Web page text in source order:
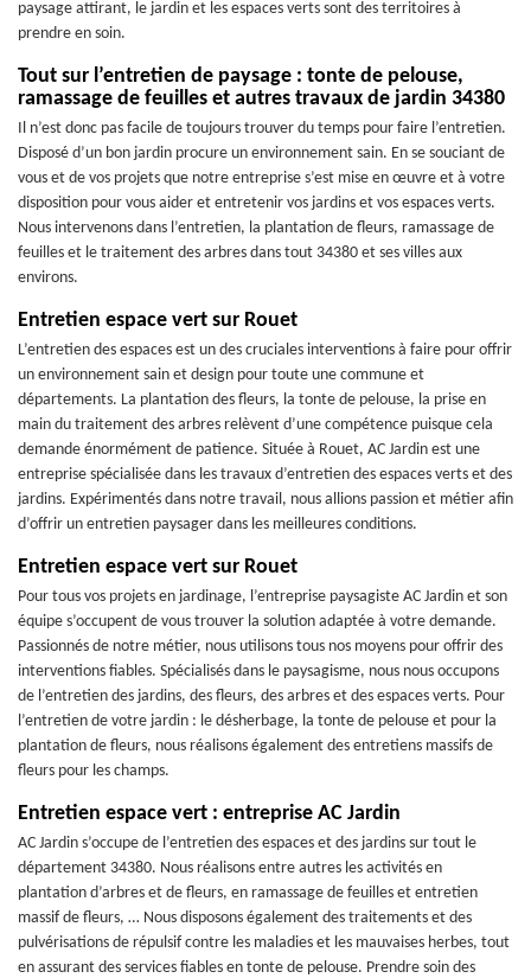
paysage attirant, le jardin et les espaces verts sont des territoires à
prendre en soin.
Tout sur l’entretien de paysage : tonte de pelouse,
ramassage de feuilles et autres travaux de jardin 34380
Il n’est donc pas facile de toujours trouver du temps pour faire l’entretien.
Disposé d’un bon jardin procure un environnement sain. En se souciant de
vous et de vos projets que notre entreprise s’est mise en œuvre et à votre
disposition pour vous aider et entretenir vos jardins et vos espaces verts.
Nous intervenons dans l’entretien, la plantation de fleurs, ramassage de
feuilles et le traitement des arbres dans tout 34380 et ses villes aux
environs.
Entretien espace vert sur Rouet
L’entretien des espaces est un des cruciales interventions à faire pour offrir
un environnement sain et design pour toute une commune et
départements. La plantation des fleurs, la tonte de pelouse, la prise en
main du traitement des arbres relèvent d’une compétence puisque cela
demande énormément de patience. Située à Rouet, AC Jardin est une
entreprise spécialisée dans les travaux d’entretien des espaces verts et des
jardins. Expérimentés dans notre travail, nous allions passion et métier afin
d’offrir un entretien paysager dans les meilleures conditions.
Entretien espace vert sur Rouet
Pour tous vos projets en jardinage, l’entreprise paysagiste AC Jardin et son
équipe s’occupent de vous trouver la solution adaptée à votre demande.
Passionnés de notre métier, nous utilisons tous nos moyens pour offrir des
interventions fiables. Spécialisés dans le paysagisme, nous nous occupons
de l’entretien des jardins, des fleurs, des arbres et des espaces verts. Pour
l’entretien de votre jardin : le désherbage, la tonte de pelouse et pour la
plantation de fleurs, nous réalisons également des entretiens massifs de
fleurs pour les champs.
Entretien espace vert : entreprise AC Jardin
AC Jardin s’occupe de l’entretien des espaces et des jardins sur tout le
département 34380. Nous réalisons entre autres les activités en
plantation d’arbres et de fleurs, en ramassage de feuilles et entretien
massif de fleurs, … Nous disposons également des traitements et des
pulvérisations de répulsif contre les maladies et les mauvaises herbes, tout
en assurant des services fiables en tonte de pelouse. Prendre soin des